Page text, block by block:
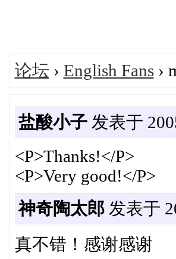
论坛 › English Fans›
盐酸小子发表于
<P>Thanks!</P>
<P>Very good!</P>
神奇陶太郎发表于
真不错！感谢感谢